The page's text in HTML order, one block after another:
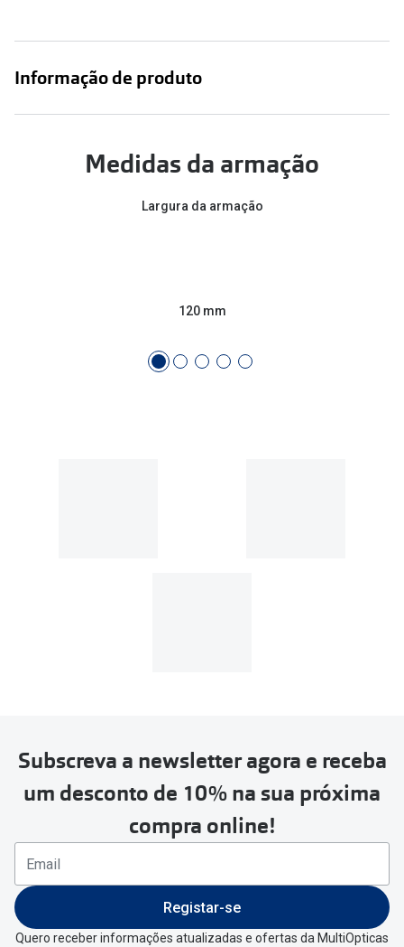
Informação de produto
Medidas da armação
Largura da armação
120 mm
Subscreva a newsletter agora e receba
um desconto de 10% na sua próxima
compra online!
Registar-se
Quero receber informações atualizadas e ofertas da MultiOpticas